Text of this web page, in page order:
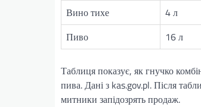
Вино тихе 4 л
Пиво
16 л
Таблиця показує, як гнучко
пива. Дані з kas.gov.pl. Після
митники запідозрять продаж.